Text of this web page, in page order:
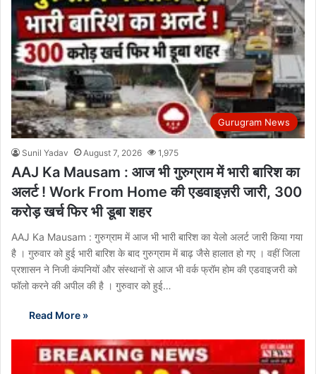
Gurugram News
Sunil Yadav August 7, 2026 1,975
AAJ Ka Mausam : आज भी गुरुग्राम में भारी बारिश का
अलर्ट ! Work From Home की एडवाइज़री जारी, 300
करोड़ खर्च फिर भी डूबा शहर
AAJ Ka Mausam : गुरुग्राम में आज भी भारी बारिश का येलो अलर्ट जारी किया गया
है । गुरुवार को हुई भारी बारिश के बाद गुरुग्राम में बाढ़ जैसे हालात हो गए । वहीं जिला
प्रशासन ने निजी कंपनियों और संस्थानों से आज भी वर्क फ्रॉम होम की एडवाइजरी को
फॉलो करने की अपील की है । गुरुवार को हुई…
Read More »